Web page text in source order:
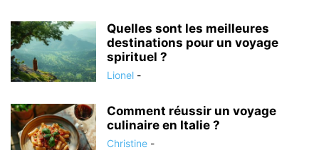
Quelles sont les meilleures
destinations pour un voyage
spirituel ?
Lionel -
Comment réussir un voyage
culinaire en Italie ?
Christine -